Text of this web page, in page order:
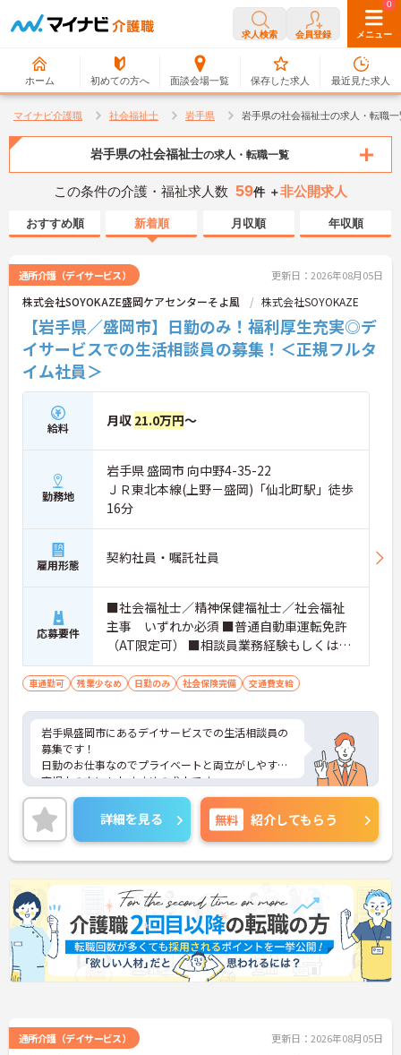
求人検索 会員登録 メニュー
ホーム 初めての方へ 面談会場一覧
0
保存した求人
0
最近見た求人
マイナビ介護職 社会福祉士 岩手県 岩手県の社会福祉士の求人・転職一
岩手県の社会福祉士の求人・転職一覧
この条件の介護・福祉求人数 59件 ＋非公開求人
おすすめ順 新着順 月収順 年収順
通所介護（デイサービス） 更新日：2026年08月05日
株式会社SOYOKAZE盛岡ケアセンターそよ風 株式会社SOYOKAZE
【岩手県／盛岡市】日勤のみ！福利厚生充実◎デ
イサービスでの生活相談員の募集！＜正規フルタ
イム社員＞
給料 月収 21.0万円～
勤務地
岩手県 盛岡市 向中野4-35-22
ＪＲ東北本線(上野－盛岡)「仙北町駅」徒歩
16分
雇用形態 契約社員・嘱託社員
応募要件
■社会福祉士／精神保健福祉士／社会福祉
主事 いずれか必須 ■普通自動車運転免許
（AT限定可） ■相談員業務経験もしくは介
護業務経験(年数不問)
車通勤可 残業少なめ 日勤のみ 社会保険完備 交通費支給
岩手県盛岡市にあるデイサービスでの生活相談員の
募集です！
日勤のお仕事なのでプライベートと両立がしやすく
育児中の方にもおすすめの求人です。
全国に複数施設を運営している法人で安定性もあ
り、福利厚生も充実しています◎
ご興味のある方には、面接対策ポイントなど、さら
に詳細をお話しいたしますのでお気軽にご相談くだ
さい！
詳細を見る 無料 紹介してもらう
通所介護（デイサービス） 更新日：2026年08月05日